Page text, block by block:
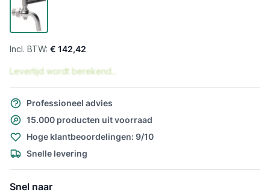
€ 142,42
Levertijd wordt berekend...
Professioneel advies
15.000 producten uit voorraad
Hoge klantbeoordelingen: 9/10
Snelle levering
Snel naar